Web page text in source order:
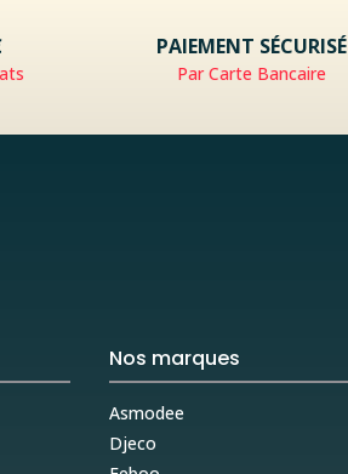
PAIEMENT SÉCURISÉ
Par Carte Bancaire
Nos marques
Asmodee
Djeco